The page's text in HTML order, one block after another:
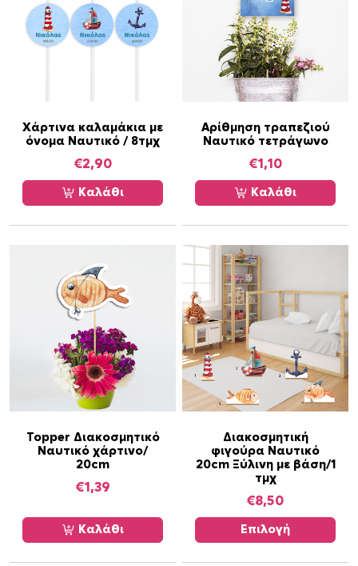
Χάρτινα καλαμάκια με
όνομα Ναυτικό / 8τμχ
€2,90
Καλάθι
Αρίθμηση τραπεζιού
Ναυτικό τετράγωνο
€1,10
Καλάθι
Topper Διακοσμητικό
Ναυτικό χάρτινο/
20cm
€1,39
Καλάθι
Διακοσμητική
φιγούρα Ναυτικό
20cm Ξύλινη με βάση/1
τμχ
€8,50
Επιλογή
τ